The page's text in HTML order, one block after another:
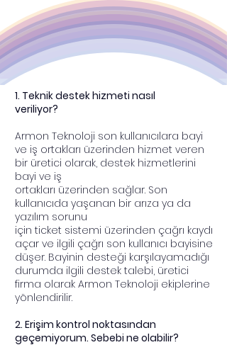
1. Teknik destek hizmeti nasıl
veriliyor?
Armon Teknoloji son kullanıcılara bayi
ve iş ortakları üzerinden hizmet veren
bir üretici olarak, destek hizmetlerini
bayi ve iş
ortakları üzerinden sağlar. Son
kullanıcıda yaşanan bir arıza ya da
yazılım sorunu
için ticket sistemi üzerinden çağrı kaydı
açar ve ilgili çağrı son kullanıcı bayisine
düşer. Bayinin desteği karşılayamadığı
durumda ilgili destek talebi, üretici
firma olarak Armon Teknoloji ekiplerine
yönlendirilir.
2. Erişim kontrol noktasından
geçemiyorum. Sebebi ne olabilir?